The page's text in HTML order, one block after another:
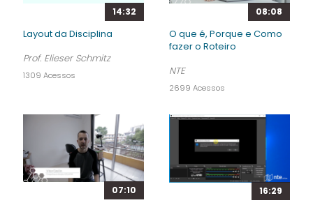
14:32
Layout da Disciplina
Prof. Elieser Schmitz
1309 Acessos
08:08
O que é, Porque e Como
fazer o Roteiro
NTE
2699 Acessos
07:10 16:29